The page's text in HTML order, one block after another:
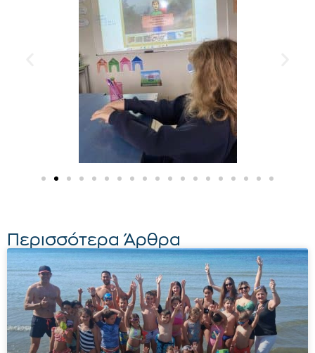
Περισσότερα Άρθρα